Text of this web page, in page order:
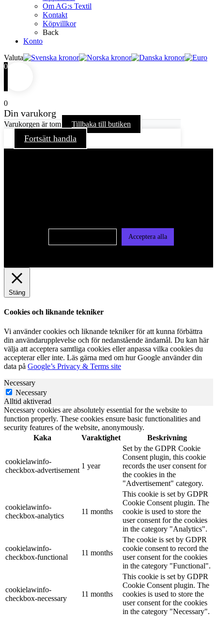
Om AG:s Textil
Kontakt
Köpvillkor
Back
Konto
Valuta
0
0
Din varukorg
Varukorgen är tom Tillbaka till butiken
Fortsätt handla
Acceptera alla
Stäng
Cookies och liknande tekniker
Vi använder cookies och liknande tekniker för att kunna förbättra
din användarupplevelse och för nedanstående ändamål. Du kan här
välja att acceptera samtliga cookies eller anpassa vilka cookies du
accepterar eller inte. Läs gärna med om hur Google använder din
data på Google’s Privacy & Terms site
Necessary
Necessary
Alltid aktiverad
Necessary cookies are absolutely essential for the website to
function properly. These cookies ensure basic functionalities and
security features of the website, anonymously.
Kaka
Varaktighet Beskrivning
cookielawinfo-
checkbox-advertisement
1 year
Set by the GDPR Cookie
Consent plugin, this cookie
records the user consent for
the cookies in the
"Advertisement" category.
cookielawinfo-
checkbox-analytics
11 months
This cookie is set by GDPR
Cookie Consent plugin. The
cookie is used to store the
user consent for the cookies
in the category "Analytics".
cookielawinfo-
checkbox-functional
11 months
The cookie is set by GDPR
cookie consent to record the
user consent for the cookies
in the category "Functional".
cookielawinfo-
checkbox-necessary
11 months
This cookie is set by GDPR
Cookie Consent plugin. The
cookies is used to store the
user consent for the cookies
in the category "Necessary".